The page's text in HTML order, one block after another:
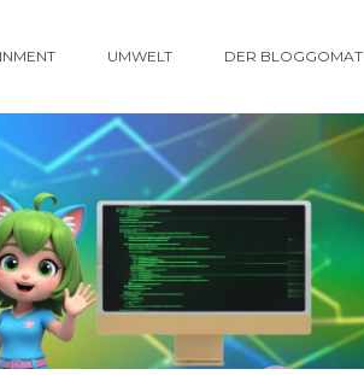
UMWELT DER BLOGGOMAT